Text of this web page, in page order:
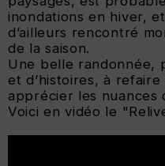
inondations en hiver,
d’ailleurs rencontré
de la saison.
Une belle randonnée,
et d’histoires, à
apprécier les nuances
Voici en vidéo le